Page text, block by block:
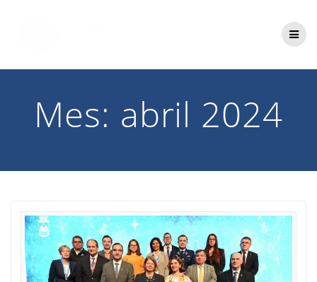
Mes: abril 2024